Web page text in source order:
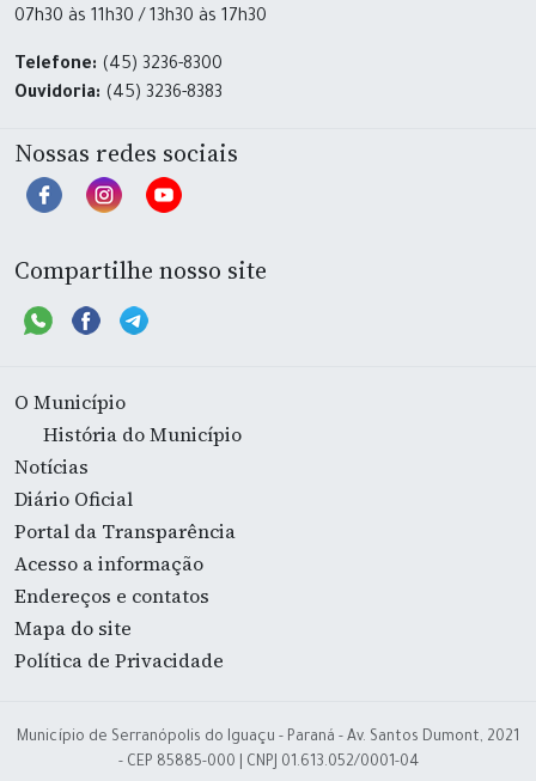
07h30 às 11h30 / 13h30 às 17h30
Telefone: (45) 3236-8300
Ouvidoria: (45) 3236-8383
Nossas redes sociais
Compartilhe nosso site
O Município
História do Município
Notícias
Diário Oficial
Portal da Transparência
Acesso a informação
Endereços e contatos
Mapa do site
Política de Privacidade
Município de Serranópolis do Iguaçu - Paraná - Av. Santos Dumont, 2021
- CEP 85885-000 | CNPJ 01.613.052/0001-04